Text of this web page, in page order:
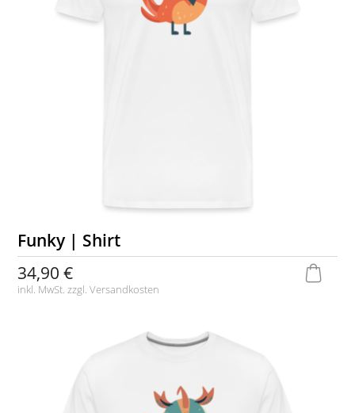
Funky | Shirt
34,90 €
inkl. MwSt. zzgl.Versandkosten